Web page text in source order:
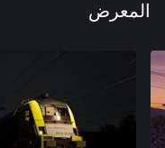
المعرض